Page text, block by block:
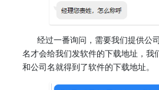
经过一番询问，需要我们提供公
名才会给我们发软件的下载地址，我
和公司名就得到了软件的下载地址。